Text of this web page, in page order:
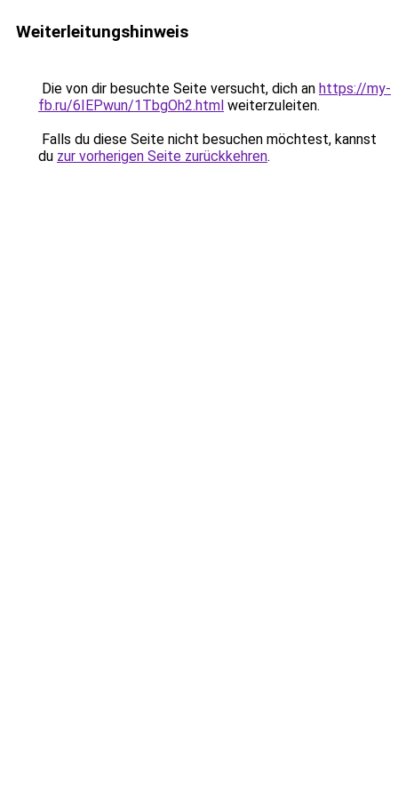
Weiterleitungshinweis
Die von dir besuchte Seite versucht, dich an https://my-
fb.ru/6IEPwun/1TbgOh2.html weiterzuleiten.
Falls du diese Seite nicht besuchen möchtest, kannst
du zur vorherigen Seite zurückkehren.